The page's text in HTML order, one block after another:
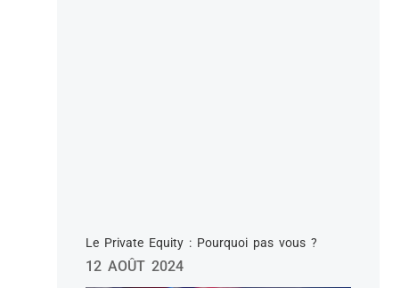
Le Private Equity : Pourquoi pas vous ?
12 AOÛT 2024